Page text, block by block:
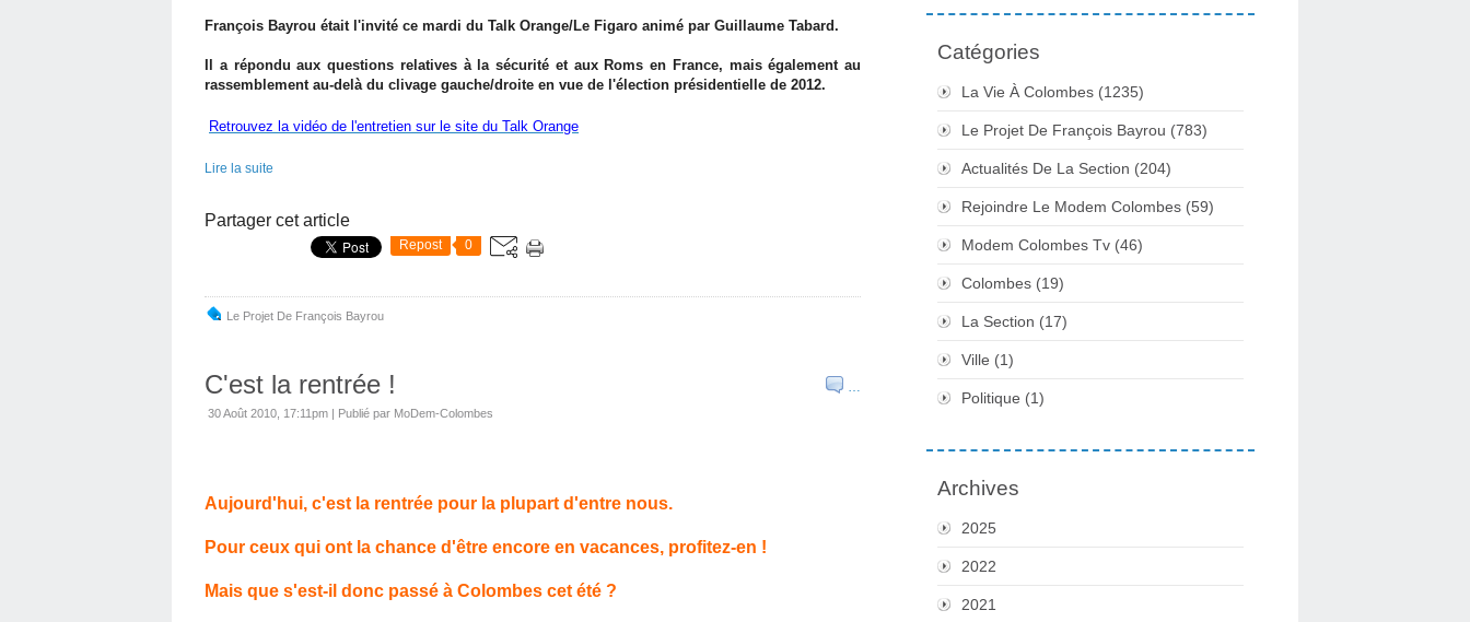
François Bayrou était l'invité ce mardi du Talk Orange/Le Figaro animé par Guillaume Tabard.
Il a répondu aux questions relatives à la sécurité et aux Roms en France, mais également au
rassemblement au-delà du clivage gauche/droite en vue de l'élection présidentielle de 2012.
Retrouvez la vidéo de l'entretien sur le site du Talk Orange
Lire la suite
Partager cet article
Repost 0
Le Projet De François Bayrou
…
C'est la rentrée !
30 Août 2010, 17:11pm | Publié par MoDem-Colombes
Aujourd'hui, c'est la rentrée pour la plupart d'entre nous.
Pour ceux qui ont la chance d'être encore en vacances, profitez-en !
Mais que s'est-il donc passé à Colombes cet été ?
Catégories
La Vie À Colombes (1235)
Le Projet De François Bayrou (783)
Actualités De La Section (204)
Rejoindre Le Modem Colombes (59)
Modem Colombes Tv (46)
Colombes (19)
La Section (17)
Ville (1)
Politique (1)
Archives
2025
2022
2021